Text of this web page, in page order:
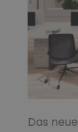
Das